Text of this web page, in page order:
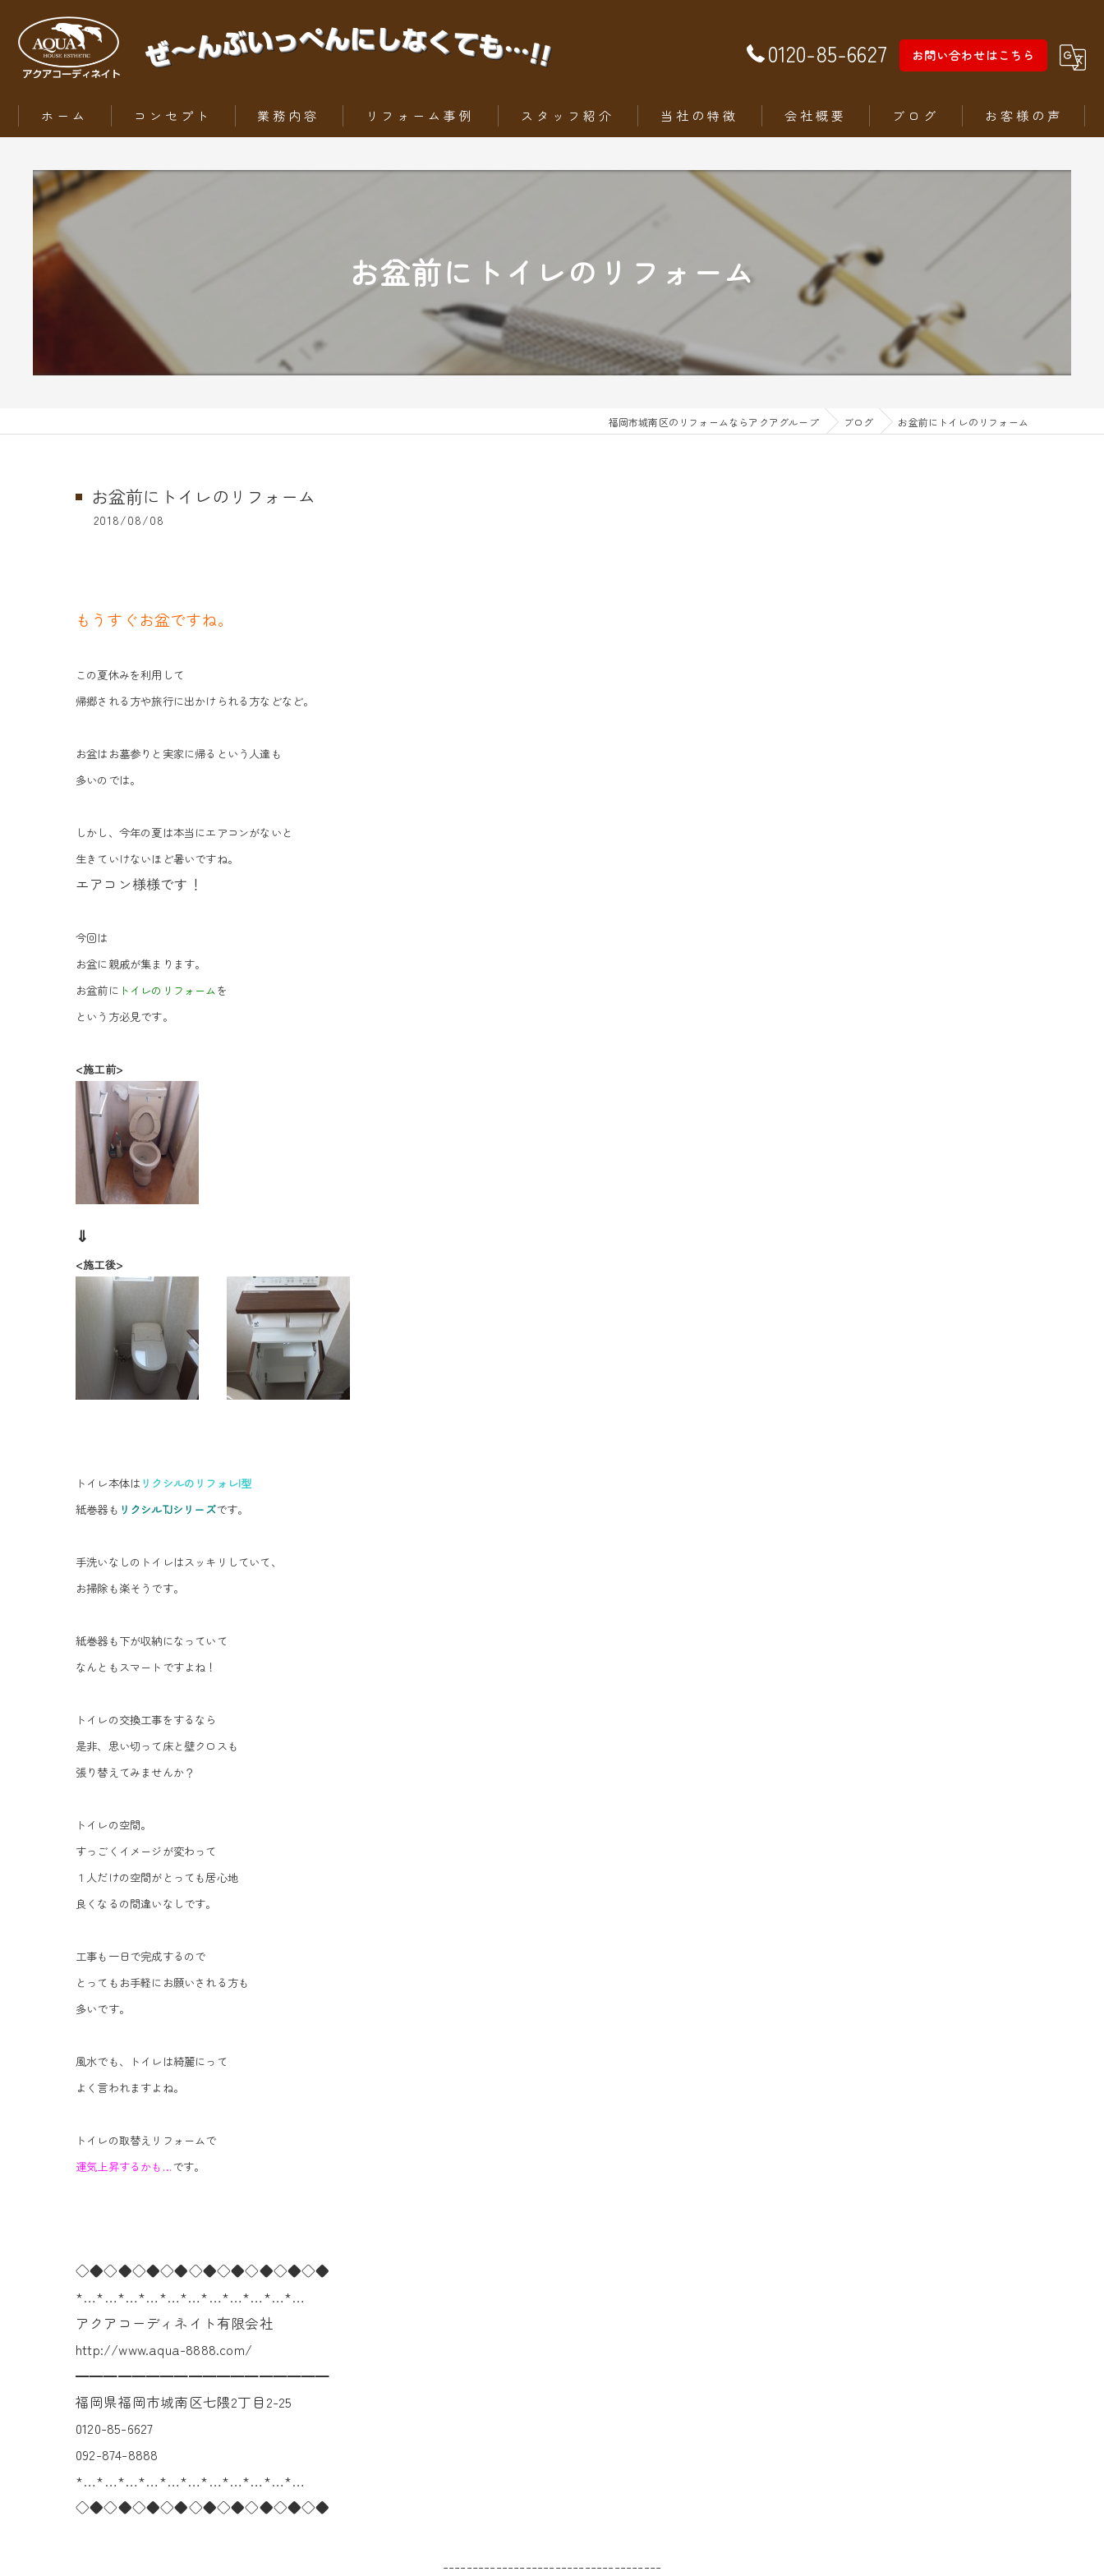
0120-85-6627 お問い合わせはこちら
ホーム コンセプト 業務内容
ZEH（ゼッチ）とは
リフォーム事例
ちょっとだけリフォーム
スタッフ紹介 当社の特徴
内装工事
水回りリフォーム
外構工事・エクステリア
会社概要 ブログ お客様の声
お盆前にトイレのリフォーム
福岡市城南区のリフォームならアクアグループ ブログ お盆前にトイレのリフォーム
お盆前にトイレのリフォーム
2018/08/08
もうすぐお盆ですね。
この夏休みを利用して
帰郷される方や旅行に出かけられる方などなど。
お盆はお墓参りと実家に帰るという人達も
多いのでは。
しかし、今年の夏は本当にエアコンがないと
生きていけないほど暑いですね。
エアコン様様です！
今回は
お盆に親戚が集まります。
お盆前に トイレのリフォームを
という方必見です。
<施工前>
⇓
<施工後>
トイレ本体は リクシルのリフォレI型
紙巻器も リクシルTJシリーズです。
手洗いなしのトイレはスッキリしていて、
お掃除も楽そうです。
紙巻器も下が収納になっていて
なんともスマートですよね！
トイレの交換工事をするなら
是非、思い切って床と壁クロスも
張り替えてみませんか？
トイレの空間。
すっごくイメージが変わって
１人だけの空間がとっても居心地
良くなるの間違いなしです。
工事も一日で完成するので
とってもお手軽にお願いされる方も
多いです。
風水でも、トイレは綺麗にって
よく言われますよね。
トイレの取替えリフォームで
運気上昇するかも…です。
◇◆◇◆◇◆◇◆◇◆◇◆◇◆◇◆◇◆
*…*…*…*…*…*…*…*…*…*…*…
アクアコーディネイト有限会社
http://www.aqua-8888.com/
━━━━━━━━━━━━━━━━━━
福岡県福岡市城南区七隈2丁目2-25
0120-85-6627
092-874-8888
*…*…*…*…*…*…*…*…*…*…*…
◇◆◇◆◇◆◇◆◇◆◇◆◇◆◇◆◇◆
-------------------------------------